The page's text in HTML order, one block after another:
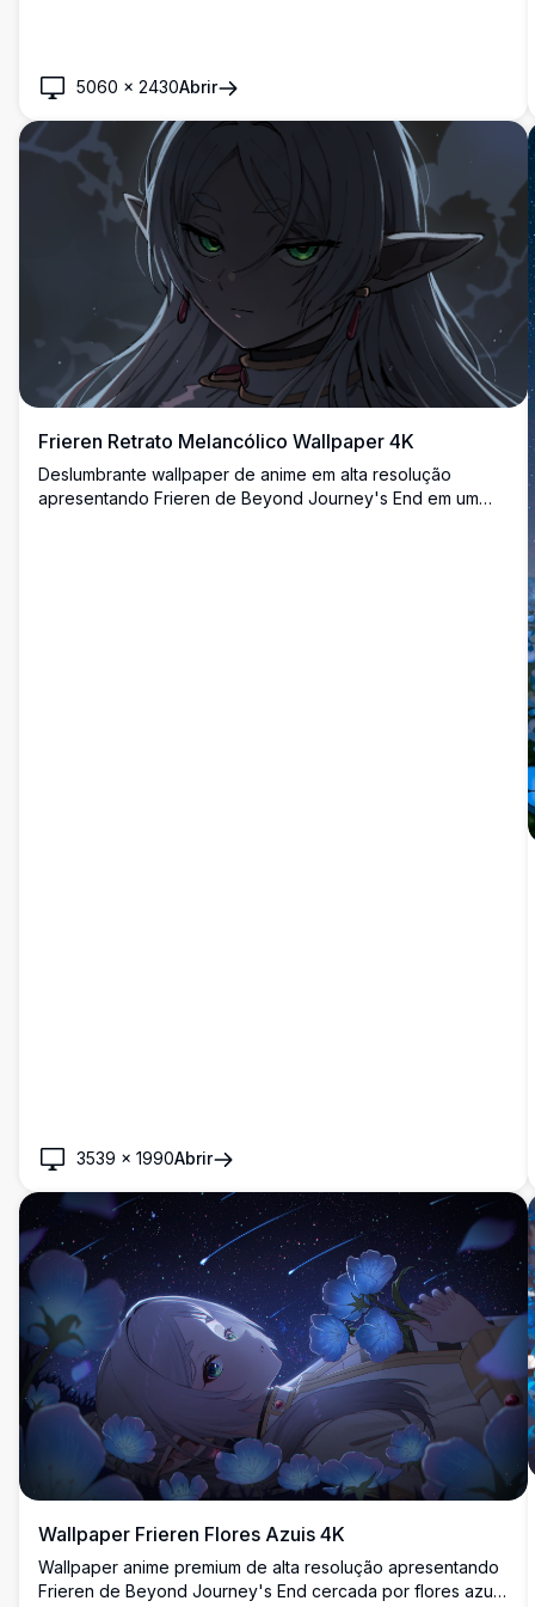
5060 × 2430Abrir
Frieren Retrato Melancólico Wallpaper 4K
Deslumbrante wallpaper de anime em alta resolução
apresentando Frieren de Beyond Journey's End em um
3539 × 1990Abrir
Wallpaper Frieren Flores Azuis 4K
Wallpaper anime premium de alta resolução apresentando
Frieren de Beyond Journey's End cercada por flores azuis